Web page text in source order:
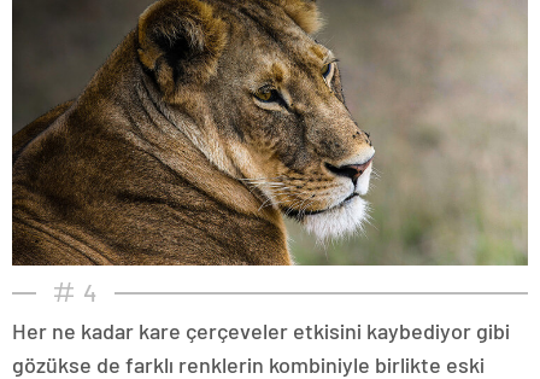
4
Her ne kadar kare çerçeveler etkisini kaybediyor gibi
gözükse de farklı renklerin kombiniyle birlikte eski